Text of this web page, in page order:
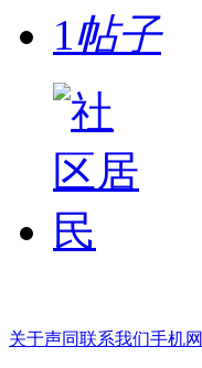
1帖子
关于声同联系我们手机